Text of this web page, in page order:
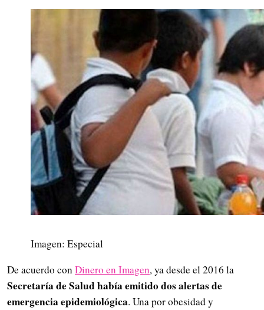
Imagen: Especial
De acuerdo conDinero en Imagen, ya desde el 2016 la
Secretaría de Salud había emitido dos alertas de
emergencia epidemiológica. Una por obesidad y